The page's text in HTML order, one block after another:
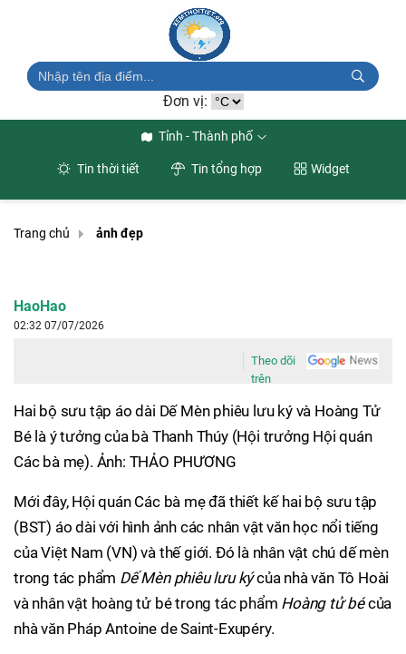
Đơn vị:
Tỉnh - Thành phố
Tin thời tiết Tin tổng hợp Widget
Trang chủ ảnh đẹp
HaoHao
02:32 07/07/2026
Theo dõi
trên
Hai bộ sưu tập áo dài Dế Mèn phiêu lưu ký và Hoàng Tử
Bé là ý tưởng của bà Thanh Thúy (Hội trưởng Hội quán
Các bà mẹ). Ảnh: THẢO PHƯƠNG
Mới đây, Hội quán Các bà mẹ đã thiết kế hai bộ sưu tập
(BST) áo dài với hình ảnh các nhân vật văn học nổi tiếng
của Việt Nam (VN) và thế giới. Đó là nhân vật chú dế mèn
trong tác phẩm Dế Mèn phiêu lưu kýcủa nhà văn Tô Hoài
và nhân vật hoàng tử bé trong tác phẩm Hoàng tử bécủa
nhà văn Pháp Antoine de Saint-Exupéry.